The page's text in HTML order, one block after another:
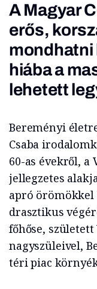
AMagyar
erős,
mondhatni
hiába a
lehetett
Bereményi
Csaba
60-as évekről, a
jellegzetes
apró
drasztikus
főhőse, született
nagyszüleivel,
téri piac